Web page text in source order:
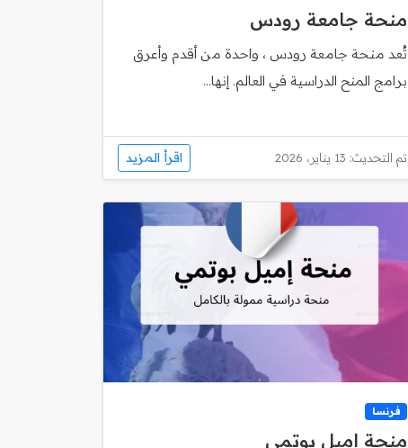
منحة جامعة رودس
تُعد منحة جامعة رودس ، واحدة من أقدم وأعرق
برامج المنح الدراسية في العالم. إنها...
تم التحديث: 13 يناير، 2026 اقرأ المزيد
فرنسا
منحة إميل بوتمي